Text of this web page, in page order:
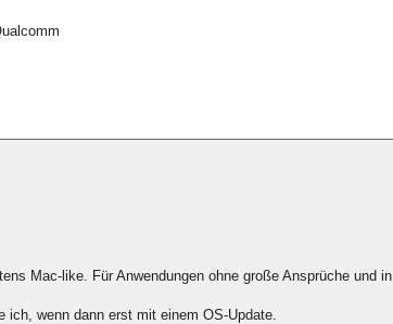
Mac-like. Für Anwendungen ohne große Ansprüche und in
wenn dann erst mit einem OS-Update.